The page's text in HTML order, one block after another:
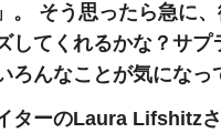
。 そう思ったら急に
してくれるかな？サ
ろんなことが気になっ
ターのLaura Lifshitz